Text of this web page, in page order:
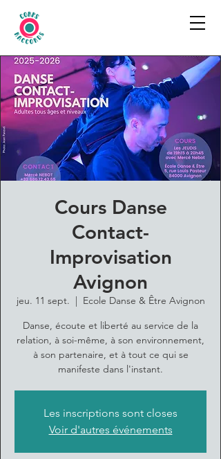
Cours Danse
Contact-
Improvisation
Avignon
jeu. 11 sept.
  |
Ecole Danse & Être Avignon
Danse, écoute et liberté au service de la
relation, à soi-même, à son environnement,
à son partenaire, et à tout ce qui se
manifeste dans l'instant.
Les inscriptions sont closes
Voir d'autres événements